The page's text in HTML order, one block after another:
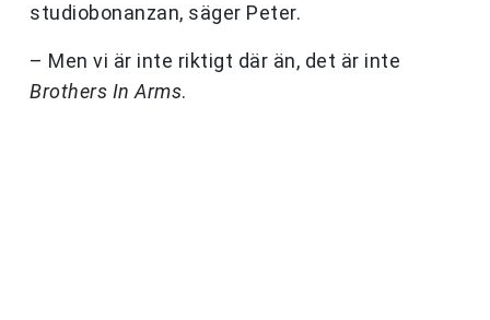
studiobonanzan, säger Peter.
– Men vi är inte riktigt där än, det är inte
Brothers In Arms.